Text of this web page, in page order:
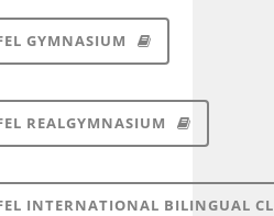
GYMNASIUM
REALGYMNASIUM
INTERNATIONAL BILINGUAL